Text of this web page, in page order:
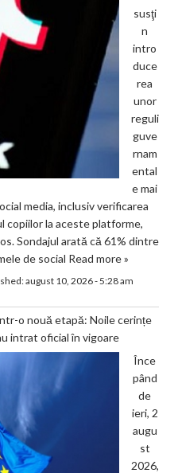
susţi
n
intro
duce
rea
unor
reguli
guve
rnam
ental
e mai
media, inclusiv verificarea
copiilor la aceste platforme,
Sondajul arată că 61% dintre
de social Read more »
august 10, 2026 - 5:28 am
o nouă etapă: Noile cerințe
intrat oficial în vigoare
Înce
pând
de
ieri, 2
augu
st
2026,